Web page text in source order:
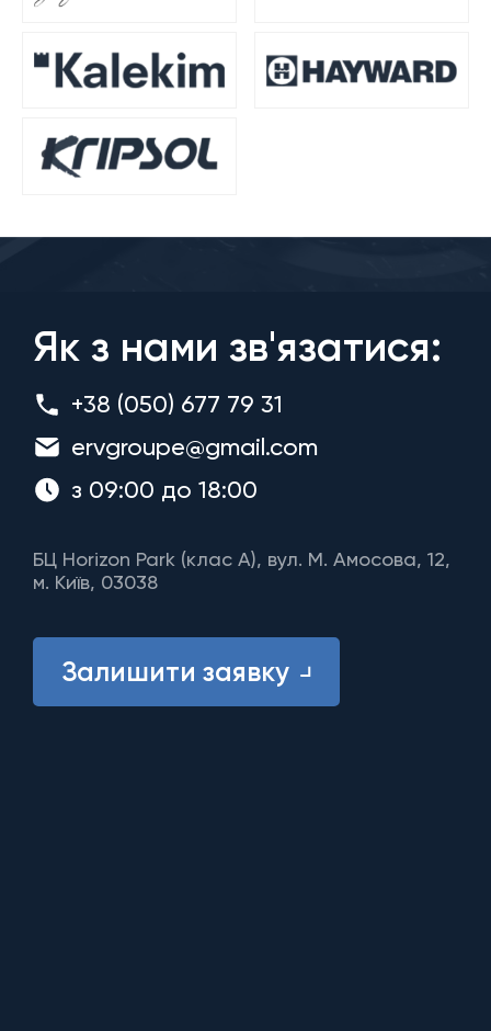
Як з нами зв'язатися:
+38 (050) 677 79 31
ervgroupe@gmail.com
з 09:00 до 18:00
БЦ Horizon Park (клас A), вул. М. Амосова, 12,
м. Київ, 03038
Залишити заявку